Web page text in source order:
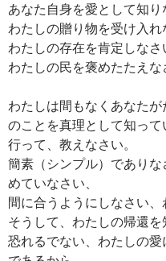
あなた自身を愛として知り
わたしの贈り物を受け入れ
わたしの存在を肯定しなさ
わたしの民を褒めたたえな
わたしは間もなくあなた
のことを真理として知って
行って、教えなさい。
簡素（シンプル）であり
めていなさい、
間に合うようにしなさい、
そうして、わたしの帰還を
恐れるでない、わたしの